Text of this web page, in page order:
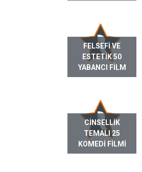
FELSEFI VE
ESTETIK 50
YABANCI FILM
CINSELLIK
TEMALI 25
KOMEDI FILMI